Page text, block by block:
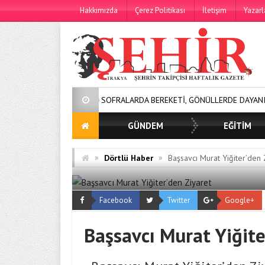
Hakkımızda Çerez Politikası İletişim
SOFRALARDA BEREKETİ, GÖNÜLLERDE DAYANIŞMAYI
GÜNDEM EĞİTİM
» Dörtlü Haber » Başsavcı Murat
Facebook Twitter Google+
Başsavcı Murat